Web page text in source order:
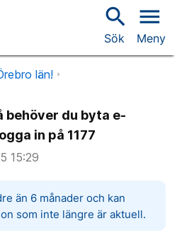
search
Sök
menu
Meny
län!
behöver du byta e-
in på 1177
15:29
än 6 månader och kan
som inte längre är aktuell.